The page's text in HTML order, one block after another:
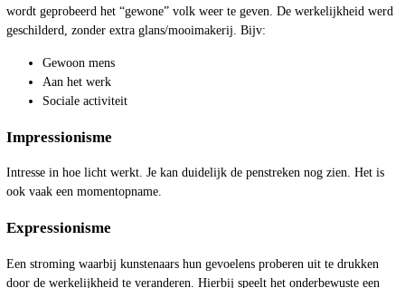
wordt geprobeerd het “gewone” volk weer te geven. De werkelijkheid werd
geschilderd, zonder extra glans/mooimakerij. Bijv:
Gewoon mens
Aan het werk
Sociale activiteit
Impressionisme
Intresse in hoe licht werkt. Je kan duidelijk de penstreken nog zien. Het is
ook vaak een momentopname.
Expressionisme
Een stroming waarbij kunstenaars hun gevoelens proberen uit te drukken
door de werkelijkheid te veranderen. Hierbij speelt het onderbewuste een